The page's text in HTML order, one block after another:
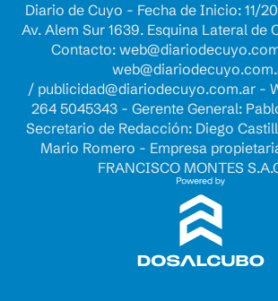
Diario de Cuyo - Fecha de Inicio: 11/
Av. Alem Sur 1639. Esquina Lateral de
Contacto:
/ publicidad@diariodecuyo.com.ar-
264 5045343 - Gerente General:
Secretario de Redacción: Diego
Mario Romero - Empresa
FRANCISCO MONTES